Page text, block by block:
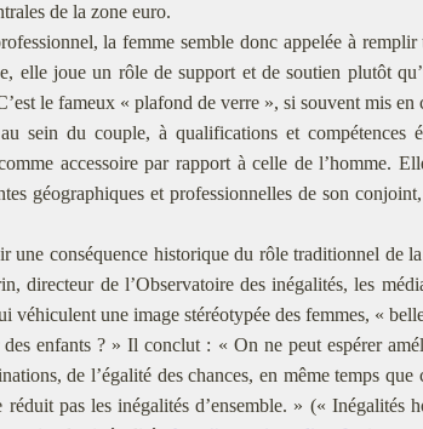
de la zone euro.
la femme semble donc appelée à
elle joue un rôle de support et de soutien plutôt
le fameux « plafond de verre », si souvent mis en
sein du couple, à qualifications et compétences
accessoire par rapport à celle de l’homme.
géographiques et professionnelles de son
une conséquence historique du rôle traditionnel de
directeur de l’Observatoire des inégalités, les
véhiculent une image stéréotypée des femmes, «
des enfants ? » Il conclut : « On ne peut espérer
de l’égalité des chances, en même temps
réduit pas les inégalités d’ensemble. » (« Inégalités